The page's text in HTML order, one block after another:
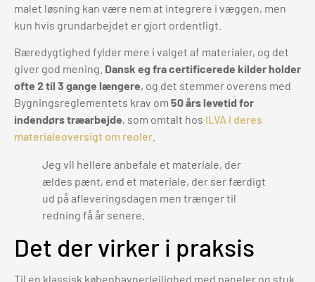
malet løsning kan være nem at integrere i væggen, men
kun hvis grundarbejdet er gjort ordentligt.
Bæredygtighed fylder mere i valget af materialer, og det
giver god mening. Dansk eg fra certificerede kilder holder
ofte 2 til 3 gange længere, og det stemmer overens med
Bygningsreglementets krav om 50 års levetid for
indendørs træarbejde, som omtalt hos ILVA i deres
materialeoversigt om reoler
Jeg vil hellere anbefale et materiale, der
ældes pænt, end et materiale, der ser færdigt
ud på afleveringsdagen men trænger til
redning få år senere.
Det der virker i praksis
Til en klassisk københavnerlejlighed med paneler og stuk